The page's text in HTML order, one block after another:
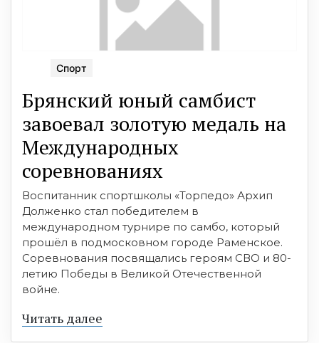
Спорт
Брянский юный самбист
завоевал золотую медаль на
Международных
соревнованиях
Воспитанник спортшколы «Торпедо» Архип
Долженко стал победителем в
международном турнире по самбо, который
прошёл в подмосковном городе Раменское.
Соревнования посвящались героям СВО и 80-
летию Победы в Великой Отечественной
войне.
Читать далее